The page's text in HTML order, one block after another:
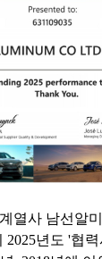
열사 남선알
2025년도 '협